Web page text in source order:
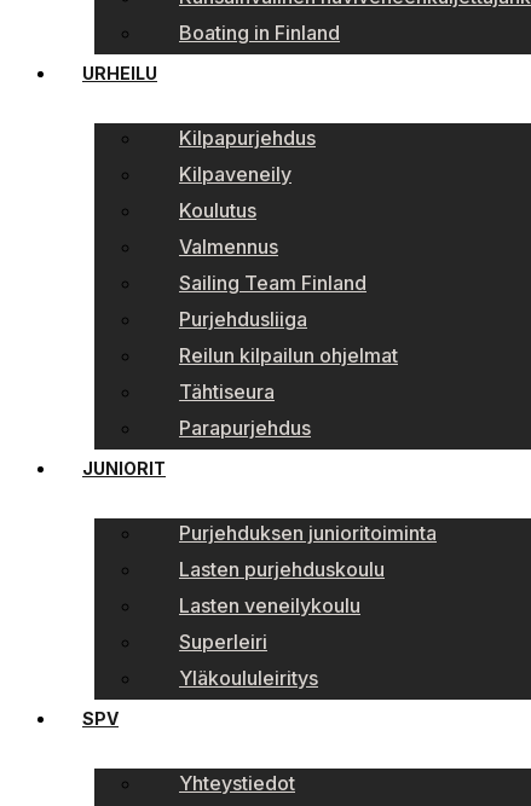
Boating in Finland
URHEILU
Kilpapurjehdus
Kilpaveneily
Koulutus
Valmennus
Sailing Team Finland
Purjehdusliiga
Reilun kilpailun ohjelmat
Tähtiseura
Parapurjehdus
JUNIORIT
Purjehduksen junioritoiminta
Lasten purjehduskoulu
Lasten veneilykoulu
Superleiri
Yläkoululeiritys
SPV
Yhteystiedot